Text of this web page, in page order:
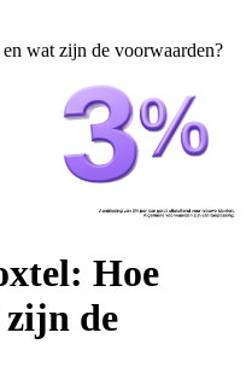
wat zijn de voorwaarden?
Hoe
de